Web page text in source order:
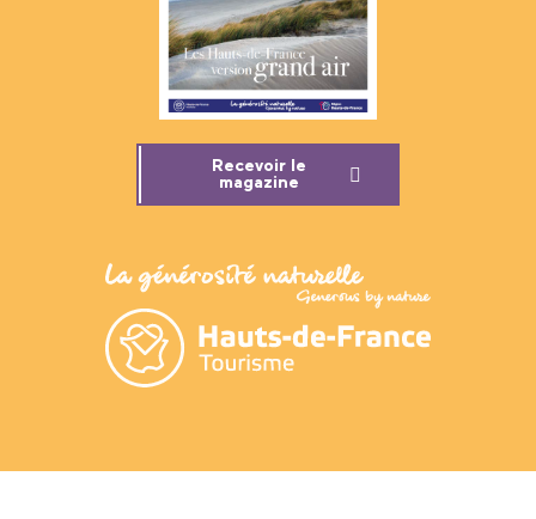
Recevoir le
magazine